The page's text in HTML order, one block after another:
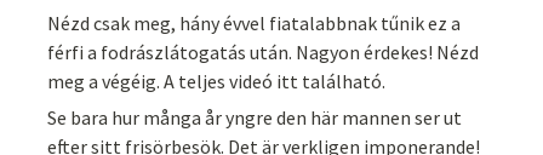
Nézd csak meg, hány évvel fiatalabbnak tűnik ez a
férfi a fodrászlátogatás után. Nagyon érdekes! Nézd
meg a végéig. A teljes videó itt található.
Se bara hur många år yngre den här mannen ser ut
efter sitt frisörbesök. Det är verkligen imponerande!